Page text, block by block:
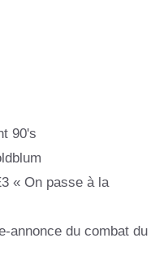
90's
« On passe à la
annonce du combat du